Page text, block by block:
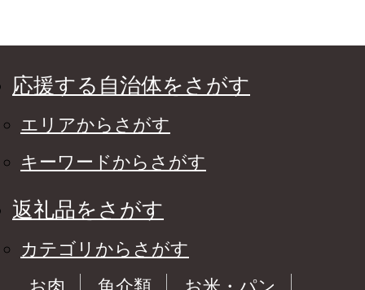
応援する自治体をさがす
エリアからさがす
キーワードからさがす
返礼品をさがす
カテゴリからさがす